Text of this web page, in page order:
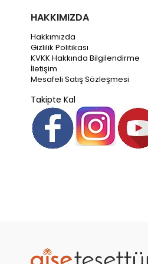
HAKKIMIZDA
Hakkımızda
Gizlilik Politikası
KVKK Hakkında Bilgilendirme
İletişim
Mesafeli Satış Sözleşmesi
Takipte Kal